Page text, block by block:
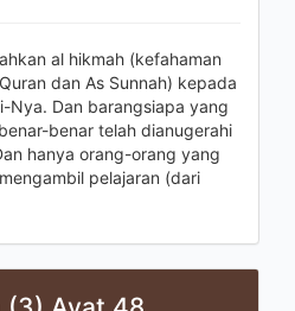
al hikmah (kefahaman
dan As Sunnah) kepada
Nya. Dan barangsiapa yang
benar telah dianugerahi
hanya orang-orang yang
pelajaran (dari